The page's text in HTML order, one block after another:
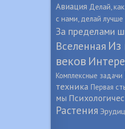
Авиация Делай,
с нами, делай лучше
За пределами
Вселенная Из
веков
Комплексные задачи
техника Первая
мы
Растения